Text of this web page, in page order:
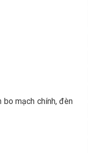
mạch chính, đèn